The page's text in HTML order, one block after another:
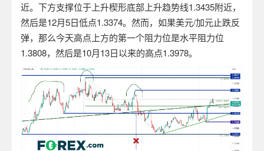
近。下方支撑位于上升楔形底部上升趋势线1.3435附近，
然后是12月5日低点1.3374。然而，如果美元/加元止跌反
弹，那么今天高点上方的第一个阻力位是水平阻力位
1.3808，然后是10月13日以来的高点1.3978。